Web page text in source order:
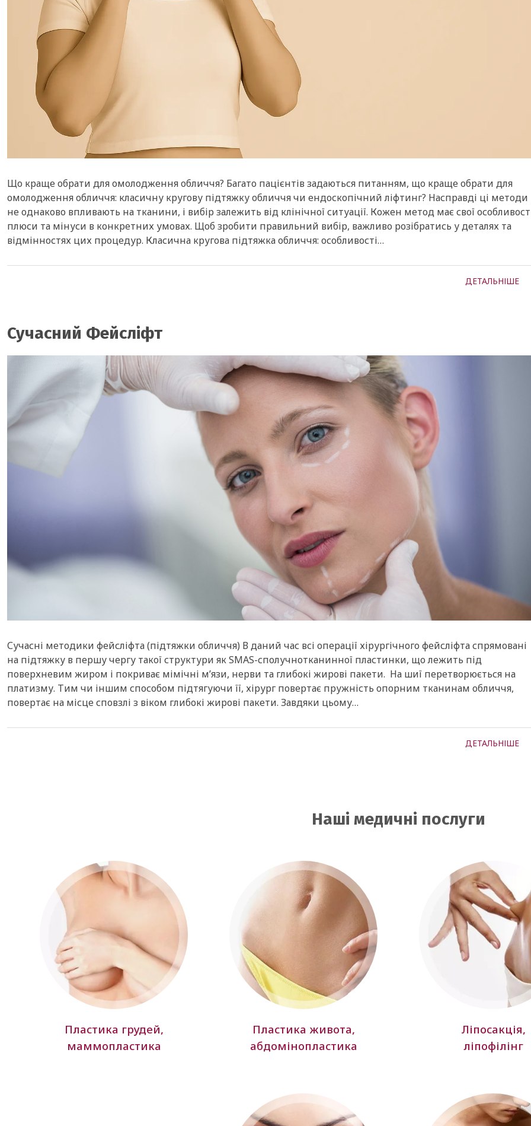
Що краще обрати для омолодження обличчя? Багато пацієнтів задаються питанням, що краще обрати для
омолодження обличчя: класичну кругову підтяжку обличчя чи ендоскопічний ліфтинг? Насправді ці методи
не однаково впливають на тканини, і вибір залежить від клінічної ситуації. Кожен метод має свої
плюси та мінуси в конкретних умовах. Щоб зробити правильний вибір, важливо розібратись у деталях та
відмінностях цих процедур. Класична кругова підтяжка обличчя: особливості…
ДЕТАЛЬНІШЕ
Сучасний Фейсліфт
Сучасні методики фейсліфта (підтяжки обличчя) В даний час всі операції хірургічного фейсліфта спрямовані
на підтяжку в першу чергу такої структури як SMAS-сполучнотканинної пластинки, що лежить під
поверхневим жиром і покриває мімічні м’язи, нерви та глибокі жирові пакети. На шиї перетворюється на
платизму. Тим чи іншим способом підтягуючи її, хірург повертає пружність опорним тканинам обличчя,
повертає на місце сповзлі з віком глибокі жирові пакети. Завдяки цьому…
ДЕТАЛЬНІШЕ
Наші медичні послуги
Пластика грудей,
маммопластика
Пластика живота,
абдомінопластика
Ліпосакція,
ліпофілінг